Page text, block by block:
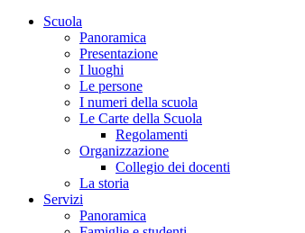
Scuola
Panoramica
Presentazione
I luoghi
Le persone
I numeri della scuola
Le Carte della Scuola
Regolamenti
Organizzazione
Collegio dei docenti
La storia
Servizi
Panoramica